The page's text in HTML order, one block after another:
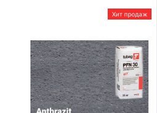
Хит продаж